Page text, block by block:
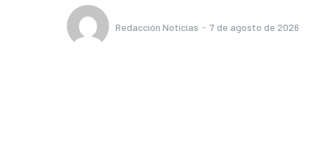
Redacción Noticias - 7 de agosto de 2026